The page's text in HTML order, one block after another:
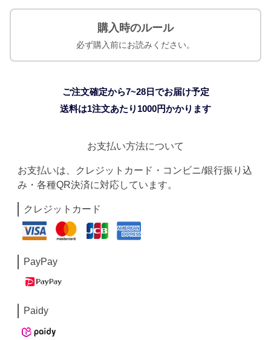
購入時のルール
必ず購入前にお読みください。
ご注文確定から7~28日でお届け予定
送料は1注文あたり 1000円かかります
お支払い方法について
お支払いは、クレジットカード・コンビニ/銀行振り込
み・各種QR決済に対応しています。
クレジットカード
PayPay
Paidy